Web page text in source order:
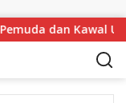
dan Kawal Usulan